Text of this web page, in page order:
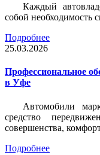
Каждый
собой необходимость
Подробнее
25.03.2026
Профессиональное
в Уфе
Автомобили
средство
совершенства,
Подробнее